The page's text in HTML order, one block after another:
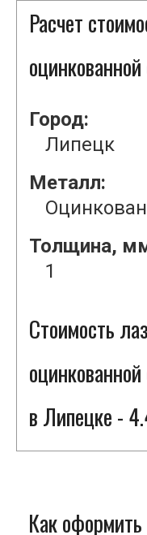
Расчет
Город:
Липецк
Металл:
Толщина,
1
Стоимость
в Липецке -
Как